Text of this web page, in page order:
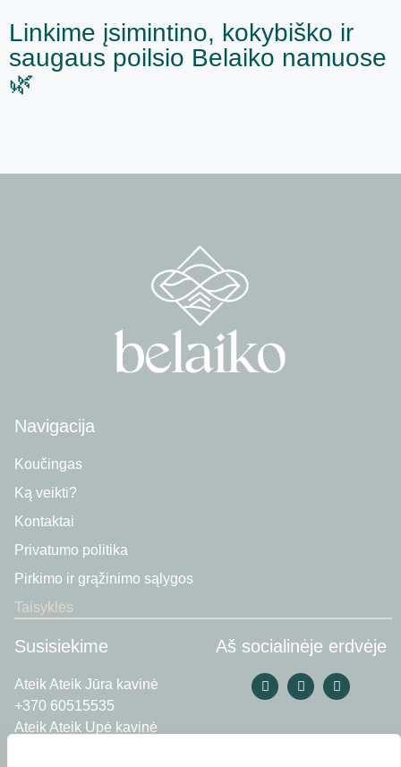
Linkime įsimintino, kokybiško ir
saugaus poilsio Belaiko namuose
🌿
Navigacija
Koučingas
Ką veikti?
Kontaktai
Privatumo politika
Pirkimo ir grąžinimo sąlygos
Taisyklės
Susisiekime
Ateik Ateik Jūra kavinė
+370 60515535
Ateik Ateik Upė kavinė
Aš socialinėje erdvėje